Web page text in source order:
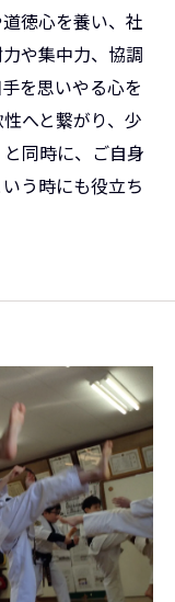
徳心を養い、社
や集中力、協調
を思いやる心を
へと繋がり、少
同時に、ご自身
う時にも役立ち